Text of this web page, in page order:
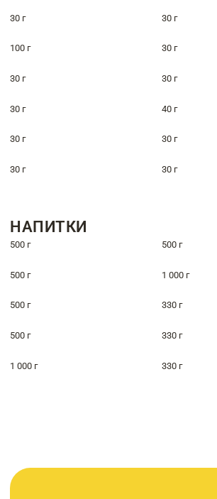
30 г 30 г
100 г 30 г
30 г 30 г
30 г 40 г
30 г 30 г
30 г 30 г
НАПИТКИ
500 г 500 г
500 г 1 000 г
500 г 330 г
500 г 330 г
1 000 г 330 г